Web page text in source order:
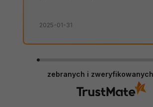
2025-01-31
zebranych i